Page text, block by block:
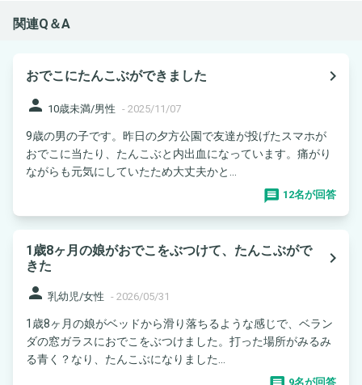
関連Q＆A
おでこにたんこぶができました
navigate_next
person 10歳未満/男性 - 2025/11/07
9歳の男の子です。昨日の夕方公園で友達が投げたスマホが
おでこに当たり、たんこぶと内出血になっています。痛がり
ながらも元気にしていたため大丈夫かと...
12名が回答
1歳8ヶ月の娘がおでこをぶつけて、たんこぶがで
きた
navigate_next
person 乳幼児/女性 - 2026/05/31
1歳8ヶ月の娘がベッドから滑り落ちるような感じで、ベラン
ダの窓ガラスにおでこをぶつけました。打った場所がみるみ
る青く？なり、たんこぶになりました...
9名が回答